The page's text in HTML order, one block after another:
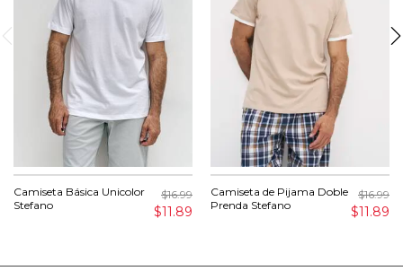
Camiseta Básica Unicolor
Stefano
$16.99
$11.89
Camiseta de Pijama Doble
Prenda Stefano
$16.99
$11.89